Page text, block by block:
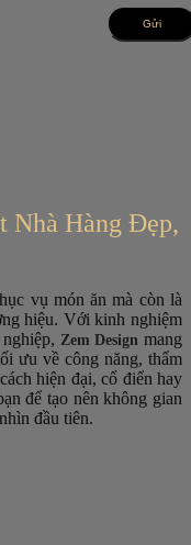
Nhà Hàng Đẹp,
vụ món ăn mà còn là
hiệu. Với kinh nghiệm
Zem Design mang
ưu về công năng, thẩm
hiện đại, cổ điển hay
để tạo nên không gian
đầu tiên.